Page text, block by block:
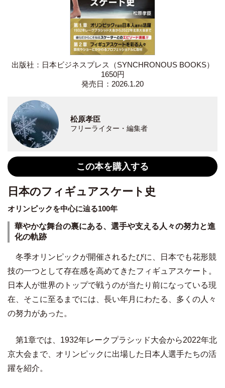
出版社：日本ビジネスプレス（SYNCHRONOUS BOOKS）
1650円
発売日：2026.1.20
松原孝臣
フリーライター・編集者
この本を購入する
日本のフィギュアスケート史
オリンピックを中心に辿る100年
華やかな舞台の裏にある、選手や支える人々の努力と進
化の軌跡
冬季オリンピックが開催されるたびに、日本でも花形競
技の一つとして存在感を高めてきたフィギュアスケート。
日本人が世界のトップで戦うのが当たり前になっている現
在、そこに至るまでには、長い年月にわたる、多くの人々
の努力があった。
第1章では、1932年レークプラシッド大会から2022年北
京大会まで、オリンピックに出場した日本人選手たちの活
躍を紹介。